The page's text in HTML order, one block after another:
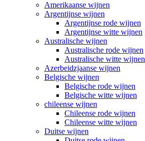
Amerikaanse wijnen
Argentijnse wijnen
Argentijnse rode wijnen
Argentijnse witte wijnen
Australische wijnen
Australische rode wijnen
Australische witte wijnen
Azerbeidzjaanse wijnen
Belgische wijnen
Belgische rode wijnen
Belgische witte wijnen
chileense wijnen
Chileense rode wijnen
Chileense witte wijnen
Duitse wijnen